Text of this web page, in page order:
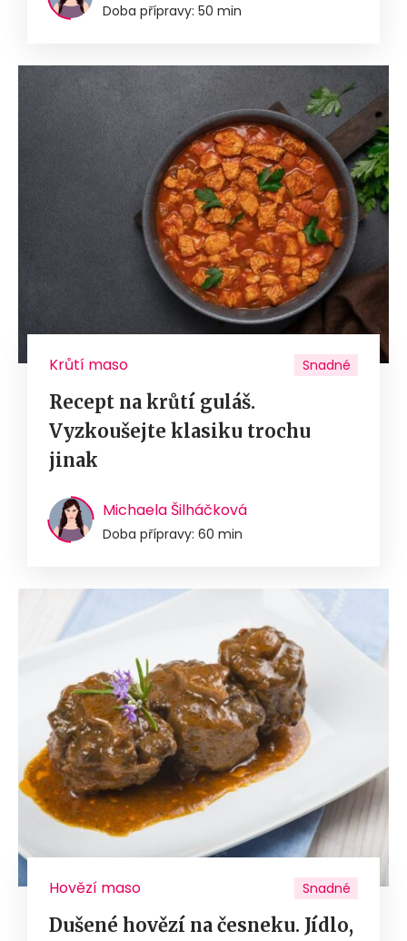
Doba přípravy: 50 min
Krůtí maso Snadné
Recept na krůtí guláš.
Vyzkoušejte klasiku trochu
jinak
Michaela Šilháčková
Doba přípravy: 60 min
Hovězí maso Snadné
Dušené hovězí na česneku. Jídlo,